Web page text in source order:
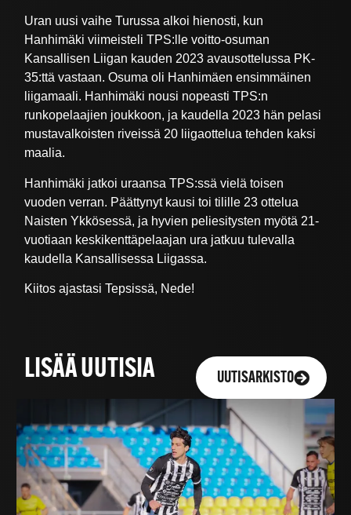
Uran uusi vaihe Turussa alkoi hienosti, kun
Hanhimäki viimeisteli TPS:lle voitto-osuman
Kansallisen Liigan kauden 2023 avausottelussa PK-
35:ttä vastaan. Osuma oli Hanhimäen ensimmäinen
liigamaali. Hanhimäki nousi nopeasti TPS:n
runkopelaajien joukkoon, ja kaudella 2023 hän pelasi
mustavalkoisten riveissä 20 liigaottelua tehden kaksi
maalia.
Hanhimäki jatkoi uraansa TPS:ssä vielä toisen
vuoden verran. Päättynyt kausi toi tilille 23 ottelua
Naisten Ykkösessä, ja hyvien peliesitysten myötä 21-
vuotiaan keskikenttäpelaajan ura jatkuu tulevalla
kaudella Kansallisessa Liigassa.
Kiitos ajastasi Tepsissä, Nede!
LISÄÄ UUTISIA UUTISARKISTO